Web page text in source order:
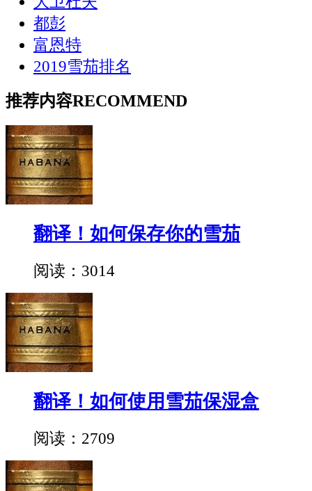
都彭
富恩特
2019雪茄排名
推荐内容RECOMMEND
翻译！如何保存你的雪茄
阅读：3014
翻译！如何使用雪茄保湿盒
阅读：2709